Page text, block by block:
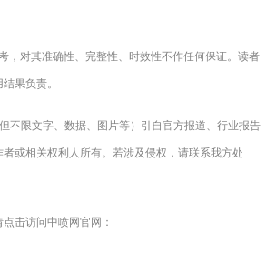
，对其准确性、完整性、时效性不作任何保证。读者
果负责。
不限文字、数据、图片等）引自官方报道、行业报告
或相关权利人所有。若涉及侵权，请联系我方处
击访问中喷网官网：